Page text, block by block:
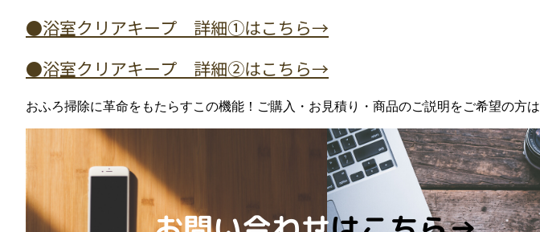
●浴室クリアキープ 詳細①はこちら→
●浴室クリアキープ 詳細②はこちら→
おふろ掃除に革命をもたらすこの機能！ご購入・お見積り・商品のご説明をご希望の方